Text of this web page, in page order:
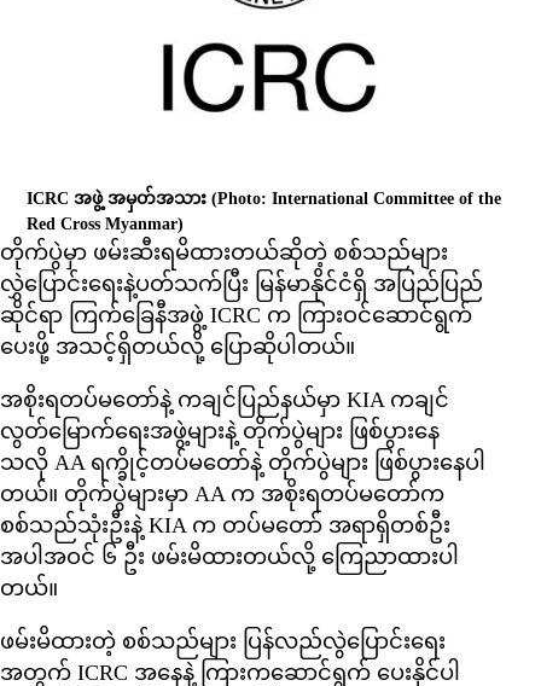
ICRC အဖွဲ့ အမှတ်အသား(Photo: International Committee of the
Red Cross Myanmar)
တိုက်ပွဲမှာ ဖမ်းဆီးရမိထားတယ်ဆိုတဲ့ စစ်သည်များ
လွှဲပြောင်းရေးနဲ့ပတ်သက်ပြီး မြန်မာနိုင်ငံရှိ အပြည်ပြည်
ဆိုင်ရာ ကြက်ခြေနီအဖွဲ့ ICRC က ကြားဝင်ဆောင်ရွက်
ပေးဖို့ အသင့်ရှိတယ်လို့ ပြောဆိုပါတယ်။
အစိုးရတပ်မတော်နဲ့ ကချင်ပြည်နယ်မှာ KIA ကချင်
လွတ်မြောက်ရေးအဖွဲ့များနဲ့ တိုက်ပွဲများ ဖြစ်ပွားနေ
သလို AA ရက္ခိုင့်တပ်မတော်နဲ့ တိုက်ပွဲများ ဖြစ်ပွားနေပါ
တယ်။ တိုက်ပွဲများမှာ AA က အစိုးရတပ်မတော်က
စစ်သည်သုံးဦးနဲ့ KIA က တပ်မတော် အရာရှိတစ်ဦး
အပါအဝင် ၆ ဦး ဖမ်းမိထားတယ်လို့ ကြေညာထားပါ
တယ်။
ဖမ်းမိထားတဲ့ စစ်သည်များ ပြန်လည်လွဲပြောင်းရေး
အတွက် ICRC အနေနဲ့ ကြားကဆောင်ရွက် ပေးနိုင်ပါ